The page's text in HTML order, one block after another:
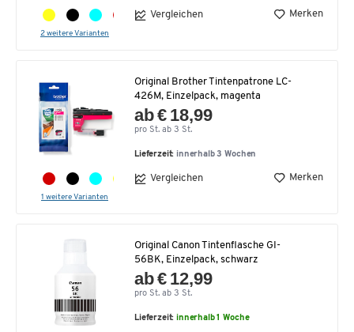
2 weitere Varianten
Vergleichen Merken
1 weitere Varianten
Original Brother Tintenpatrone LC-
426M, Einzelpack, magenta
ab € 18,99
pro St. ab 3 St.
Lieferzeit: innerhalb 3 Wochen
Vergleichen Merken
Original Canon Tintenflasche GI-
56BK, Einzelpack, schwarz
ab € 12,99
pro St. ab 3 St.
Lieferzeit:innerhalb 1 Woche